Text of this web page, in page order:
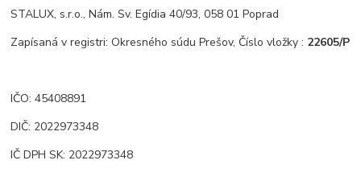
STALUX, s.r.o., Nám. Sv. Egídia 40/93, 058 01 Poprad
Zapísaná v registri: Okresného súdu Prešov, Číslo vložky : 22605/P
IČO: 45408891
DIČ: 2022973348
IČ DPH SK: 2022973348